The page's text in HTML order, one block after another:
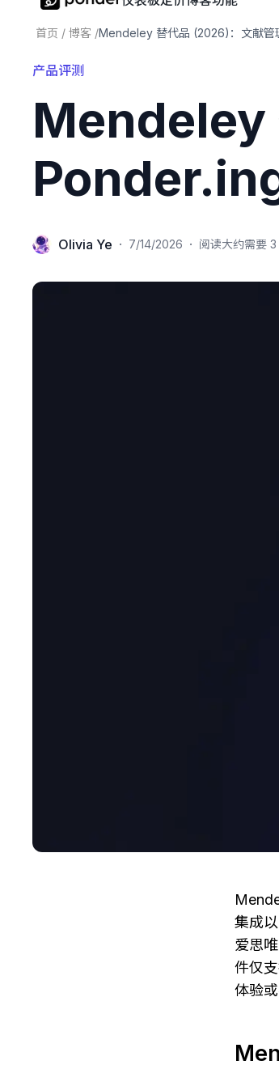
首页 / 博客 /Mendeley 替代品 (2026)：文献管
产品评测
Mendeley
Olivia Ye · 7/14/2026 · 阅读大约需要
集成
爱思
件仅
体验